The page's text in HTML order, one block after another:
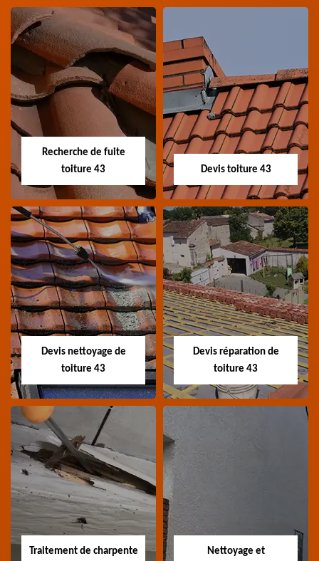
Démoussage
nettoyage de tuile
Spécialiste en
démoussage et
nettoyage de tuile 43
Haute-Loire
Urgence fuite de
toiture 43
Entreprise urgence
fuite de toiture 43
Haute-Loire
Recherche de fuite
toiture 43
Recherche de fuite
toiture 43
Entreprise recherche
fuite de toiture 43
Devis toiture 43
Devis toiture 43
Devis toiture 43 Haute-
Loire
Devis nettoyage de
toiture 43
Devis nettoyage de
toiture 43
Devis nettoyage de
toiture 43 Haute-Loire
Devis réparation de
toiture 43
toiture 43
Devis réparation de
toiture 43 Haute-Loire
Traitement de charpente Nettoyage et